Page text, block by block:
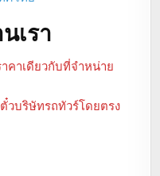
เรา
คาเดียวกับที่จำหน่าย
วบริษัทรถทัวร์โดยตรง